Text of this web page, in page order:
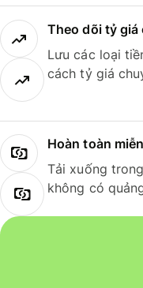
Theo dõi tỷ
Lưu các loại
cách tỷ giá
Hoàn toàn
Tải xuống
không có